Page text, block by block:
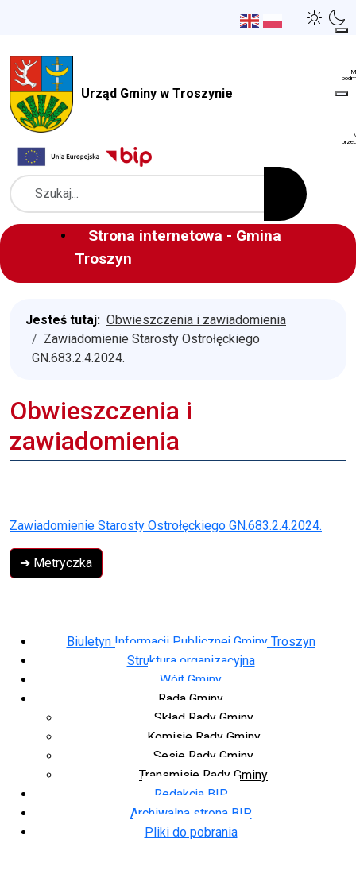
Urząd Gminy w Troszynie
Szukaj
Strona internetowa - Gmina
Troszyn
Biuletyn Informacji Publicznej Gminy Troszyn
Struktura organizacyjna
Wójt Gminy
Rada Gminy
Skład Rady Gminy
Komisje Rady Gminy
Sesje Rady Gminy
Transmisje Rady Gminy
Redakcja BIP
Archiwalna strona BIP
Pliki do pobrania
Jesteś tutaj: Obwieszczenia i zawiadomienia
Zawiadomienie Starosty Ostrołęckiego
GN.683.2.4.2024.
Obwieszczenia i
zawiadomienia
Zawiadomienie Starosty Ostrołęckiego GN.683.2.4.2024.
➔ Metryczka